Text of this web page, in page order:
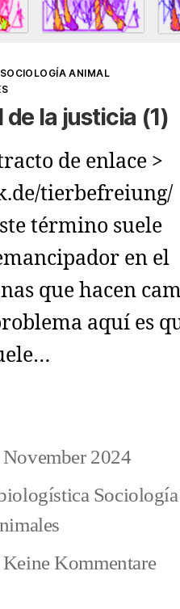
ANIMAL
de la justicia (1)
de enlace >
tierbefreiung/
término suele
en el
que hacen
aquí es
November 2024
Keine Kommentarezu